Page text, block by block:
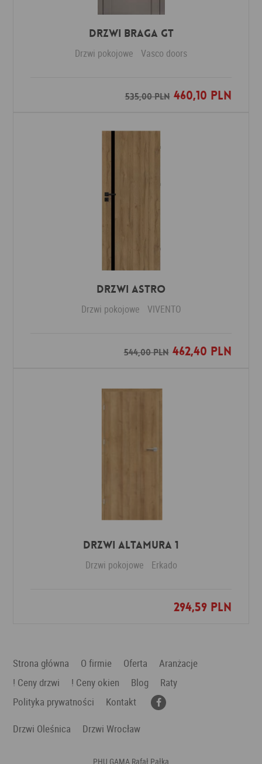
Drzwi Braga GT
Drzwi pokojowe Vasco doors
535,00 PLN460,10 PLN
Dodaj do ulubionych
Drzwi ASTRO
Drzwi pokojowe VIVENTO
544,00 PLN462,40 PLN
Dodaj do ulubionych
Drzwi Altamura 1
Drzwi pokojowe Erkado
294,59 PLN
Dodaj do ulubionych
Strona główna O firmie Oferta
Aranżacje
! Ceny drzwi
! Ceny okien Blog
Raty
Polityka prywatności
Kontakt
Drzwi Oleśnica
Drzwi Wrocław
PHU GAMA Rafał Pałka